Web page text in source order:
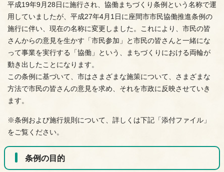
平成19年9月28日に施行され、協働まちづくり条例という名称で運
用していましたが、平成27年4月1日に座間市市民協働推進条例の
施行に伴い、現在の名称に変更しました。これにより、市民の皆
さんからの意見を生かす「市民参加」と市民の皆さんと一緒にな
って事業を実行する「協働」という、まちづくりにおける両輪が
動き出したことになります。
この条例に基づいて、市はさまざまな施策について、さまざまな
方法で市民の皆さんの意見を求め、それを市政に反映させていき
ます。
※条例および施行規則について、詳しくは下記「添付ファイル」
をご覧ください。
条例の目的